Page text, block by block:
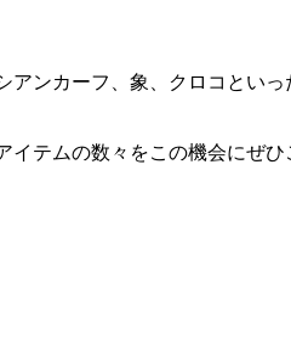
アンカーフ、象、クロコとい
イテムの数々をこの機会にぜひ